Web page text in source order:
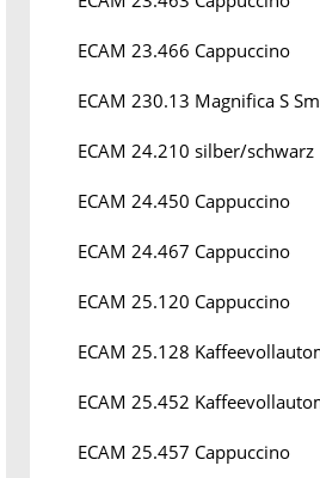
ECAM 23.466 Cappuccino
ECAM 230.13 Magnifica S
ECAM 24.210 silber/schwarz
ECAM 24.450 Cappuccino
ECAM 24.467 Cappuccino
ECAM 25.120 Cappuccino
ECAM 25.128
ECAM 25.452
ECAM 25.457 Cappuccino